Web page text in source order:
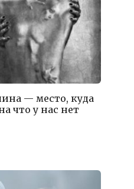
— место, куда
что у нас нет